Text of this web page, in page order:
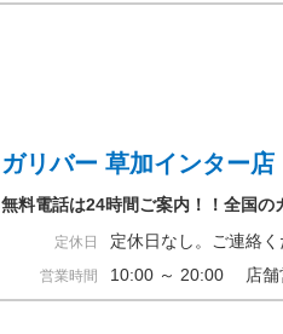
ガリバー 草加インター店
無料電話は24時間ご案内！！全国の
定休日 定休日なし。ご連絡
営業時間 10:00 ～ 20:00 店